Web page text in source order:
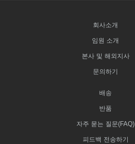
회사소개
임원 소개
본사 및 해외지사
문의하기
배송
반품
자주 묻는 질문(FAQ)
피드백 전송하기